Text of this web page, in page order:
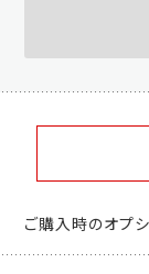
ご購入時のオプ